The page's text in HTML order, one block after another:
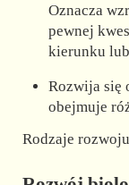
Oznacza
pewnej
kierunku
Rozwija się
obejmuje
Rodzaje rozwoju